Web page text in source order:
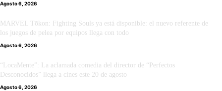
Agosto 6, 2026
MARVEL Tōkon: Fighting Souls ya está disponible: el nuevo referente de
los juegos de pelea por equipos llega con todo
Agosto 6, 2026
“LocaMente”: La aclamada comedia del director de “Perfectos
Desconocidos” llega a cines este 20 de agosto
Agosto 6, 2026